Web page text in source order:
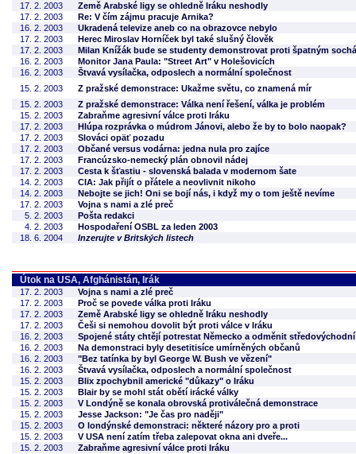
17. 2. 2003
Země Arabské ligy se ohledně Iráku neshodly
17. 2. 2003
Re: V čím zájmu pracuje Arnika?
16. 2. 2003
Ukradená televize aneb co na obrazovce nebylo
17. 2. 2003
Herec Miroslav Horníček byl také slušný člověk
17. 2. 2003
Milan Knížák bude se studenty demonstrovat proti špatným
16. 2. 2003
Monitor Jana Paula: "Street Art" v Holešovicích
16. 2. 2003
Štvavá vysílačka, odposlech a normální společnost
15. 2. 2003
Z pražské demonstrace: Ukažme světu, co znamená mír
15. 2. 2003
Z pražské demonstrace: Válka není řešení, válka je problém
15. 2. 2003
Zabraňme agresivní válce proti Iráku
17. 2. 2003
Hlúpa rozprávka o múdrom Jánovi, alebo že by to bolo naopak?
17. 2. 2003
Slováci opäť pozadu
17. 2. 2003
Občané versus vodárna: jedna nula pro zajíce
17. 2. 2003
Francúzsko-nemecký plán obnovil nádej
17. 2. 2003
Cesta k šťastiu - slovenská balada v modernom šate
14. 2. 2003
CIA: Jak přijít o přátele a neovlivnit nikoho
14. 2. 2003
Nebojte se jich! Oni se bojí nás, i když my o tom ještě nevíme
17. 2. 2003
Vojna s nami a zlé preč
5. 2. 2003
Pošta redakci
4. 2. 2003
Hospodaření OSBL za leden 2003
18. 6. 2004
Inzerujte v Britských listech
Útok na USA, Afghánistán, Irák
17. 2. 2003
Vojna s nami a zlé preč
17. 2. 2003
Proč se povede válka proti Iráku
17. 2. 2003
Země Arabské ligy se ohledně Iráku neshodly
17. 2. 2003
Češi si nemohou dovolit být proti válce v Iráku
16. 2. 2003
Spojené státy chtějí potrestat Německo a odměnit
16. 2. 2003
Na demonstraci byly desetitisíce umírněných občanů
16. 2. 2003
"Bez tatínka by byl George W. Bush ve vězení"
16. 2. 2003
Štvavá vysílačka, odposlech a normální společnost
15. 2. 2003
Blix zpochybnil americké "důkazy" o Iráku
15. 2. 2003
Blair by se mohl stát obětí irácké války
15. 2. 2003
V Londýně se konala obrovská protiválečná demonstrace
15. 2. 2003
Jesse Jackson: "Je čas pro naději"
15. 2. 2003
O londýnské demonstraci: některé názory pro a proti
15. 2. 2003
V USA není zatím třeba zalepovat okna ani dveře...
15. 2. 2003
Zabraňme agresivní válce proti Iráku